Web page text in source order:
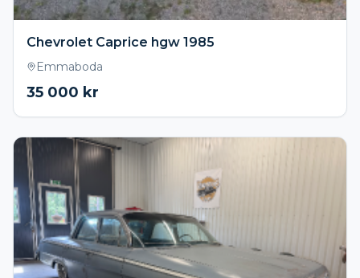
Chevrolet Caprice hgw 1985
Emmaboda
35 000 kr